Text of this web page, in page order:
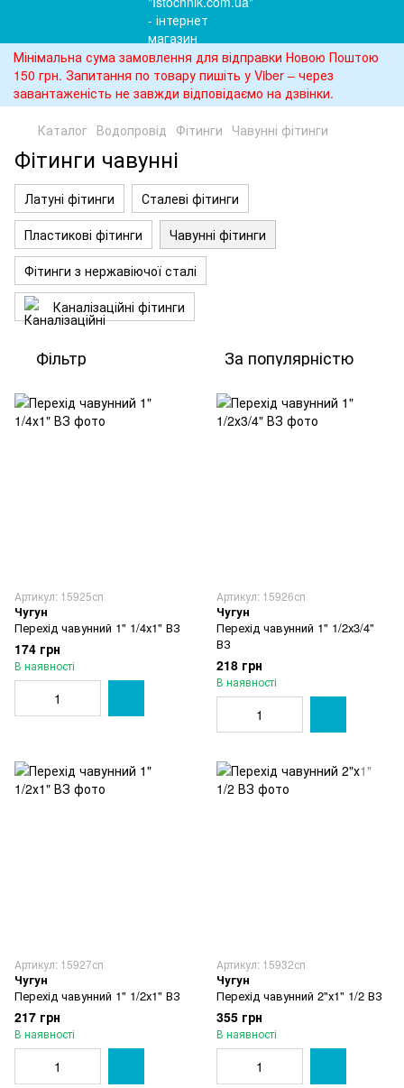
Мінімальна сума замовлення для відправки Новою Поштою
150 грн. Запитання по товару пишіть у Viber – через
завантаженість не завжди відповідаємо на дзвінки.
Каталог Водопровід Фітинги Чавунні фітинги
Фітинги чавунні
Латуні фітинги
Сталеві фітинги
Пластикові фітинги
Чавунні фітинги
Фітинги з нержавіючої сталі
Каналізаційні фітинги
Фільтр За популярністю
Артикул: 15925сп
Чугун
Перехід чавунний 1" 1/4х1" ВЗ
174 грн
В наявності
Артикул: 15926сп
Чугун
Перехід чавунний 1" 1/2х3/4"
ВЗ
218 грн
В наявності
Артикул: 15927сп
Чугун
Перехід чавунний 1" 1/2х1" ВЗ
217 грн
В наявності
Артикул: 15932сп
Чугун
Перехід чавунний 2"х1" 1/2 ВЗ
355 грн
В наявності